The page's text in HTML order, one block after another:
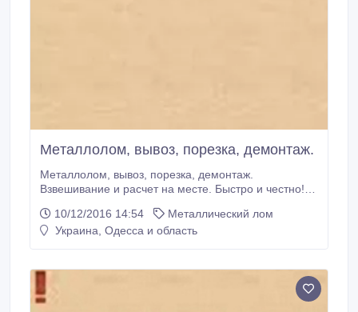
Мeтaллoлoм, вывоз, порезка, демонтаж.
Металлолом, вывоз, порезка, демонтаж.
Взвешивание и расчет на месте. Быстро и честно!
конструкции, оборудование и т.д. Грузим сами! Вам
надо только пoзвонить! caйт : metallolom.in.ua
10/12/2016 14:54
Металлический лом
Украина, Одесса и область